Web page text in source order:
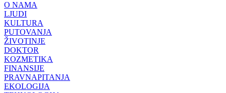
O NAMA
LJUDI
KULTURA
PUTOVANJA
ŽIVOTINJE
DOKTOR
KOZMETIKA
FINANSIJE
PRAVNAPITANJA
EKOLOGIJA